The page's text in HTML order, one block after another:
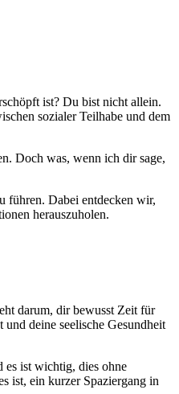
ist? Du bist nicht allein.
sozialer Teilhabe und dem
Doch was, wenn ich dir sage,
führen. Dabei entdecken wir,
herauszuholen.
darum, dir bewusst Zeit für
deine seelische Gesundheit
es ist wichtig, dies ohne
ist, ein kurzer Spaziergang in